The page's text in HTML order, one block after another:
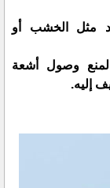
مثل الخشب أو
وصول أشعة
إليه.